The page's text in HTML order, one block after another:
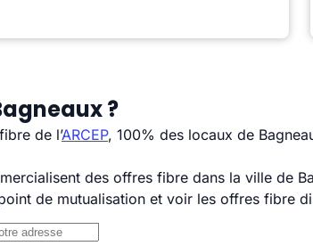
?
de l’ARCEP, 100% des locaux de
des offres fibre dans la ville de
de mutualisation et voir les offres fibre